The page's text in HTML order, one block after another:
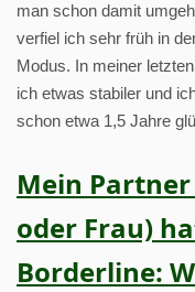
man schon damit
verfiel ich sehr früh in
Modus. In meiner
ich etwas stabiler und
schon etwa 1,5 Jahre
Mein
oder Frau)
Borderline: